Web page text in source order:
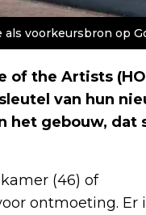
als voorkeursbron op
of the Artists
van hun
het gebouw, dat
(46) of
ontmoeting. Er